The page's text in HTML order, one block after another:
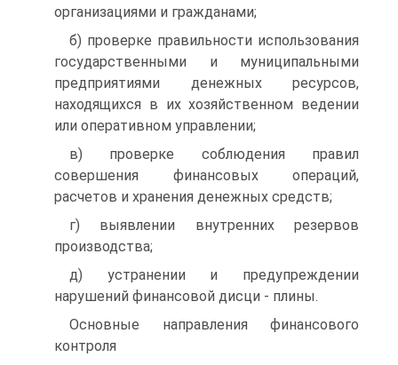
организациями и гражданами;
б) проверке правильности использования
государственными и муниципальными
предприятиями денежных ресурсов,
находящихся в их хозяйственном ведении
или оперативном управлении;
в) проверке соблюдения правил
совершения финансовых операций,
расчетов и хранения денежных средств;
г) выявлении внутренних резервов
производства;
д) устранении и предупреждении
нарушений финансовой дисци - плины.
Основные направления финансового
контроля